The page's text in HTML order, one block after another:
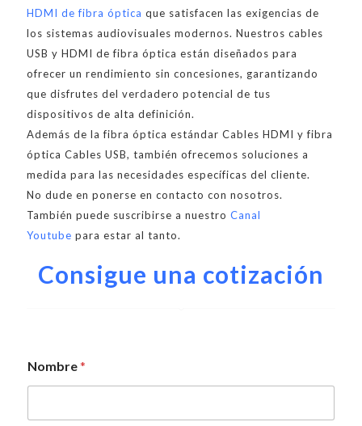
HDMI de fibra óptica que satisfacen las exigencias de
los sistemas audiovisuales modernos. Nuestros cables
USB y HDMI de fibra óptica están diseñados para
ofrecer un rendimiento sin concesiones, garantizando
que disfrutes del verdadero potencial de tus
dispositivos de alta definición.
Además de la fibra óptica estándar Cables HDMI y fibra
óptica Cables USB, también ofrecemos soluciones a
medida para las necesidades específicas del cliente.
No dude en ponerse en contacto con nosotros.
También puede suscribirse a nuestro Canal
Youtube para estar al tanto.
Consigue una cotización
Nombre*